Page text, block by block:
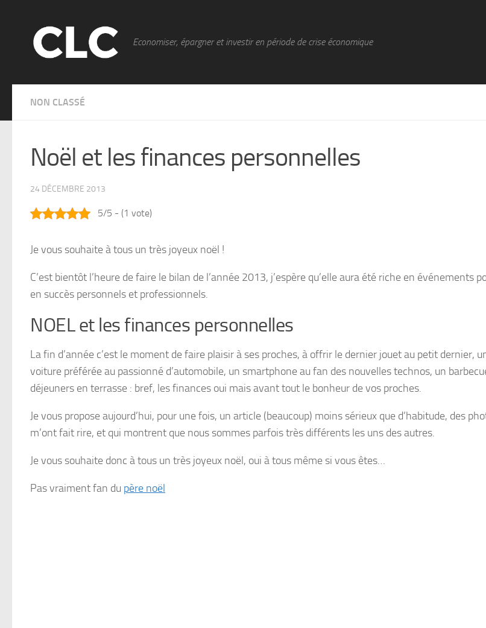
Economiser, épargner et investir en période de crise économique
NON CLASSÉ
Noël et les finances personnelles
24 DÉCEMBRE 2013
5/5 - (1 vote)
Je vous souhaite à tous un très joyeux noël !
C’est bientôt l’heure de faire le bilan de l’année 2013, j’espère qu’elle aura été riche en événements
en succès personnels et professionnels.
NOEL et les finances personnelles
La fin d’année c’est le moment de faire plaisir à ses proches, à offrir le dernier jouet au petit dernier,
voiture préférée au passionné d’automobile, un smartphone au fan des nouvelles technos, un
déjeuners en terrasse : bref, les finances oui mais avant tout le bonheur de vos proches.
Je vous propose aujourd’hui, pour une fois, un article (beaucoup) moins sérieux que d’habitude, des
m’ont fait rire, et qui montrent que nous sommes parfois très différents les uns des autres.
Je vous souhaite donc à tous un très joyeux noël, oui à tous même si vous êtes…
Pas vraiment fan du père noël